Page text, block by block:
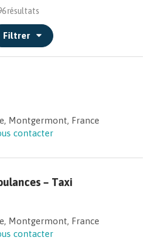
résultats
Filtrer
Montgermont, France
contacter
– Taxi
Montgermont, France
contacter